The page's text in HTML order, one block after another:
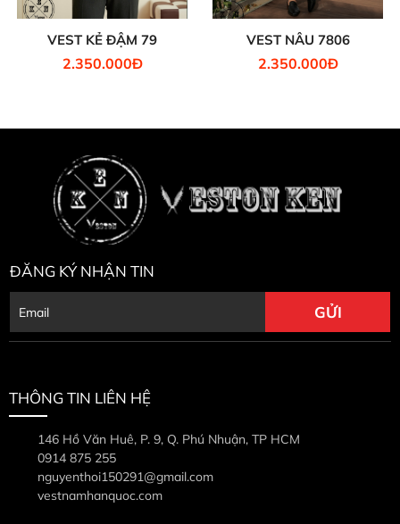
VEST KẺ ĐẬM 79
2.350.000Đ
VEST NÂU 7806
2.350.000Đ
ĐĂNG KÝ NHẬN TIN
THÔNG TIN LIÊN HỆ
146 Hồ Văn Huê, P. 9, Q. Phú Nhuận, TP HCM
0914 875 255
nguyenthoi150291@gmail.com
vestnamhanquoc.com